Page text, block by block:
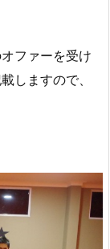
ファーを受け
しますので、